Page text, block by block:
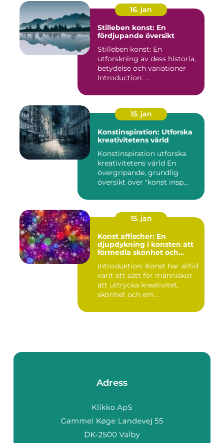
16. jan
Stilleben konst: En
fördjupande översikt
Stilleben konst: En
utforskning av dess historia,
betydelse och variationer
Introduction: ...
15. jan
Konstinspiration: Utforska
kreativitetens värld
Konstinspiration utforska
kreativitetens värld En
övergripande, grundlig
översikt över "konst insp...
15. jan
Konst affischer: En
djupdykning i konsten att
förmedla skönhet och
Introduktion: Konst har alltid
varit ett sätt för människor
att uttrycka kreativitet,
skönhet och em...
Adress